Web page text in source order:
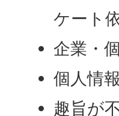
ケート
企業・
個人情
趣旨が